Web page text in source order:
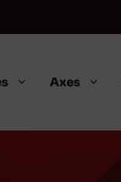
Axes